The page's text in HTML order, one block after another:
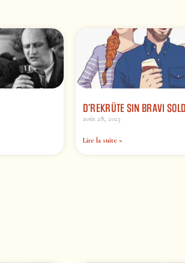
D’REKRÜTE SIN BRAVI
août 28, 2023
Lire la suite »